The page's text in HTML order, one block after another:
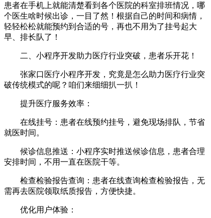
患者在手机上就能清楚看到各个医院的科室排班情况，哪
个医生啥时候出诊，一目了然！根据自己的时间和病情，
轻轻松松就能预约到合适的号，再也不用为了挂号起大
早、排长队了！
二、小程序开发助力医疗行业突破，患者乐开花！
张家口医疗小程序开发，究竟是怎么助力医疗行业突
破传统模式的呢？咱们来细细扒一扒！
提升医疗服务效率：
在线挂号：患者在线预约挂号，避免现场排队，节省
就医时间。
候诊信息推送：小程序实时推送候诊信息，患者合理
安排时间，不用一直在医院干等。
检查检验报告查询：患者在线查询检查检验报告，无
需再去医院领取纸质报告，方便快捷。
优化用户体验：